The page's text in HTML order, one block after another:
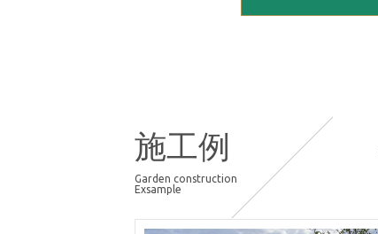
施工例
Garden construction
Exsample